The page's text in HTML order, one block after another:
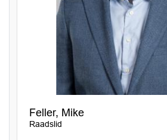
Feller, Mike
Raadslid